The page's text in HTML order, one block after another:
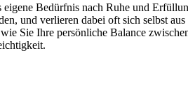
Bedürfnis nach Ruhe und
und verlieren dabei oft sich selbst
Sie Ihre persönliche Balance